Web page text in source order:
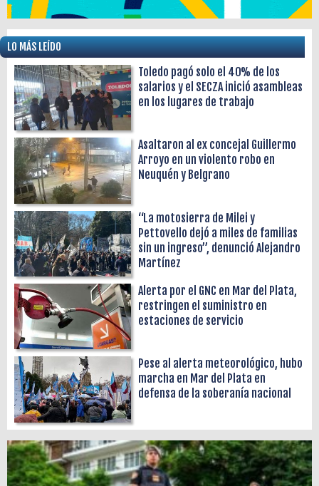
LO MÁS LEÍDO
Toledo pagó solo el 40% de los
salarios y el SECZA inició asambleas
en los lugares de trabajo
Asaltaron al ex concejal Guillermo
Arroyo en un violento robo en
Neuquén y Belgrano
“La motosierra de Milei y
Pettovello dejó a miles de familias
sin un ingreso”, denunció Alejandro
Martínez
Alerta por el GNC en Mar del Plata,
restringen el suministro en
estaciones de servicio
Pese al alerta meteorológico, hubo
marcha en Mar del Plata en
defensa de la soberanía nacional